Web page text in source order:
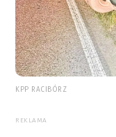
KPP RACIBÓRZ
REKLAMA